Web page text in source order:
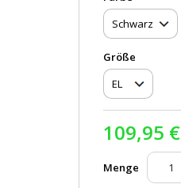
Größe
109,95 €
Menge